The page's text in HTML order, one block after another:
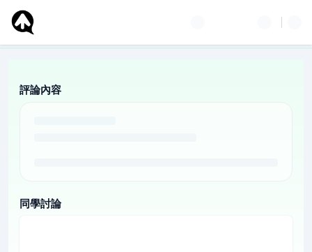
評論內容
同學討論